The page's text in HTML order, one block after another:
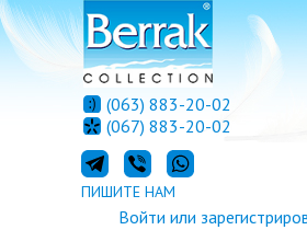
Войти или
(063) 883-20-02
(067) 883-20-02
ПИШИТЕ НАМ